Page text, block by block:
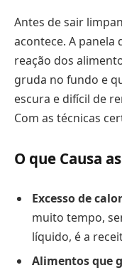
Antes de sair
acontece. A panela
reação dos
gruda no fundo e
escura e difícil de
Com as técnicas
O que Causa
Excesso de
muito tempo,
líquido, é a
Alimentos que